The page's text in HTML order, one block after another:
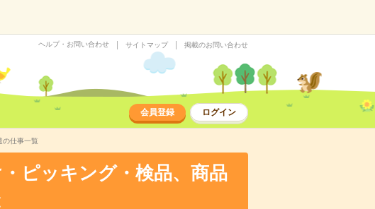
ヘルプ・お問い合わせ サイトマップ 掲載のお問い合わせ
会員登録 ログイン
の仕事一覧
ピッキング・検品、商品